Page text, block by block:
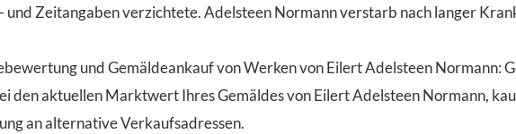
und Zeitangaben verzichtete. Adelsteen Normann verstarb nach langer
und Gemäldeankauf von Werken von Eilert Adelsteen Normann:
den aktuellen Marktwert Ihres Gemäldes von Eilert Adelsteen Normann,
an alternative Verkaufsadressen.